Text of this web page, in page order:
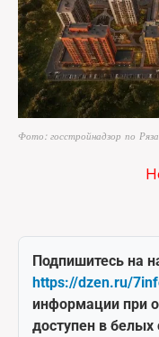
Фото: госстройнадзор по
Подпишитесь на
https://dzen.ru/
информации при
доступен в белых